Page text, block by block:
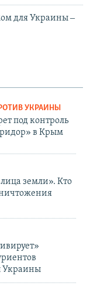
для Украины ‒
УКРАИНЫ
под контроль
в Крым
земли». Кто
Украины